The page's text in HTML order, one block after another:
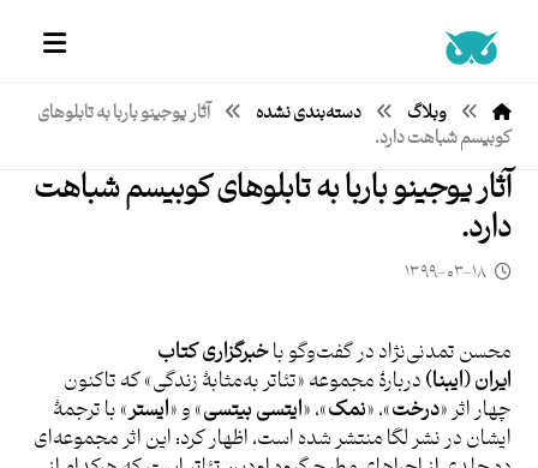
وبلاگ دسته‌بندی نشده
آثار یوجینو باربا به تابلوهای
کوبیسم شباهت دارد.
آثار یوجینو باربا به تابلوهای کوبیسم شباهت
دارد.
۱۳۹۹-۰۳-۱۸
محسن تمدنی‌نژاد در گفت‌وگو باخبرگزاری کتاب
ایران(ایبنا)دربارۀ مجموعه «تئاتر به‌مثابۀ زندگی» که تاکنون
چهار اثر «درخت»، «نمک»، «ایتسی بیتسی» و «ایستر» با ترجمۀ
ایشان در نشر لگا منتشر شده است، اظهار کرد: این اثر مجموعه‌ای